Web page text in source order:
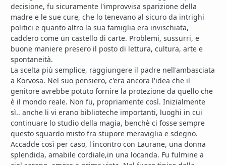
decisione, fu sicuramente l'improvvisa sparizione della
madre e le sue cure, che lo tenevano al sicuro da intrighi
politici e quanto altro la sua famiglia era invischiata,
caddero come un castello di carte. Problemi, sussurri, e
buone maniere presero il posto di lettura, cultura, arte e
spontaneità.
La scelta più semplice, raggiungere il padre nell'ambasciata
a Korvosa. Nel suo pensiero, c'era ancora l'idea che il
genitore avrebbe potuto fornire la protezione da quello che
è il mondo reale. Non fu, propriamente così. Inizialmente
sì.. anche li vi erano biblioteche importanti, luoghi in cui
continuare lo studio della magia, benchè ci fosse sempre
questo sguardo misto fra stupore meraviglia e sdegno.
Accadde così per caso, l'incontro con Laurane, una donna
splendida, amabile cordiale,in una locanda. Fu fulmine a